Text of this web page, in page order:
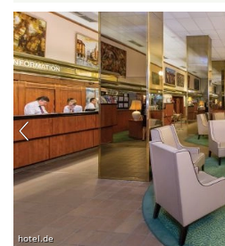
hotel.de